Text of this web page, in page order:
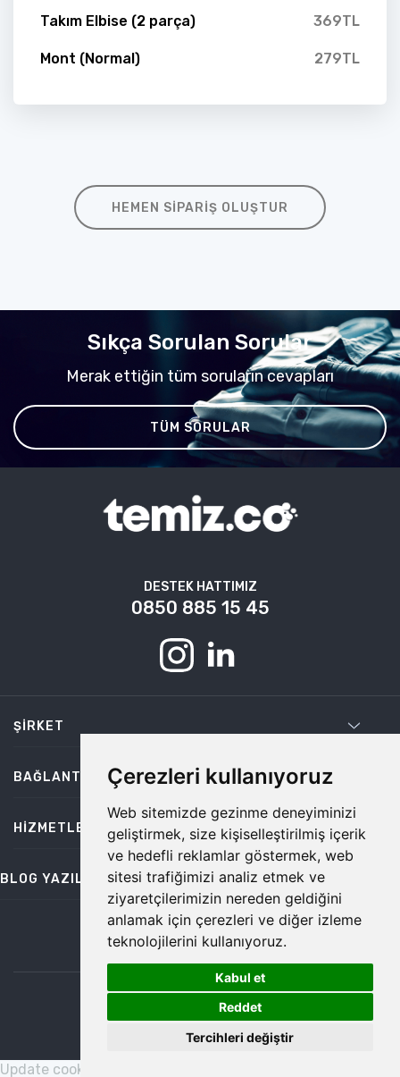
Çerezleri kullanıyoruz
Web sitemizde gezinme deneyiminizi
geliştirmek, size kişiselleştirilmiş içerik
ve hedefli reklamlar göstermek, web
sitesi trafiğimizi analiz etmek ve
ziyaretçilerimizin nereden geldiğini
anlamak için çerezleri ve diğer izleme
teknolojilerini kullanıyoruz.
Kabul et
Reddet
Tercihleri değiştir
Takım Elbise (2 parça) 369TL
Mont (Normal) 279TL
HEMEN SIPARIŞ OLUŞTUR
Sıkça Sorulan Sorular
Merak ettiğin tüm soruların cevapları
TÜM SORULAR
DESTEK HATTIMIZ
0850 885 15 45
ŞIRKET
BAĞLANTILAR
HIZMETLER
BLOG YAZILARI
bilgi@temiz.co
©2026 Temiz, Her Hakkı Saklıdır.
Update cookies preferences